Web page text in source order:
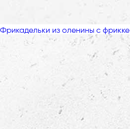
Фрикадельки из оленины с фрикке